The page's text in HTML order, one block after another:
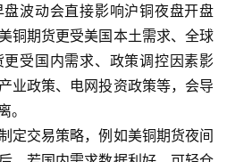
波动会直接影响沪铜夜盘开盘
铜期货更受美国本土需求、全球
受国内需求、政策调控因素影
业政策、电网投资政策等，会导
。
定交易策略，例如美铜期货夜间